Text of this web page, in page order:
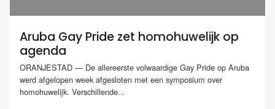
Aruba Gay Pride zet homohuwelijk op
agenda
ORANJESTAD — De allereerste volwaardige Gay Pride op Aruba
werd afgelopen week afgesloten met een symposium over
homohuwelijk. Verschillende...